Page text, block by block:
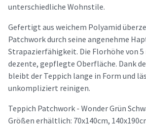
unterschiedliche Wohnstile.
Gefertigt aus weichem Polyamid
Patchwork durch seine angenehme
Strapazierfähigkeit. Die Florhöhe von
dezente, gepflegte Oberfläche. Dank
bleibt der Teppich lange in Form und
unkompliziert reinigen.
Teppich Patchwork - Wonder Grün
Größen erhältlich: 70x140cm,